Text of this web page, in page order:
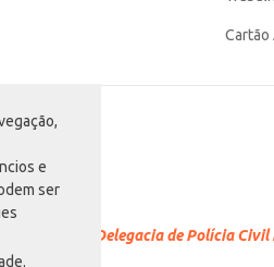
e
ser
Cartão
ou procure a Delegacia de Polícia